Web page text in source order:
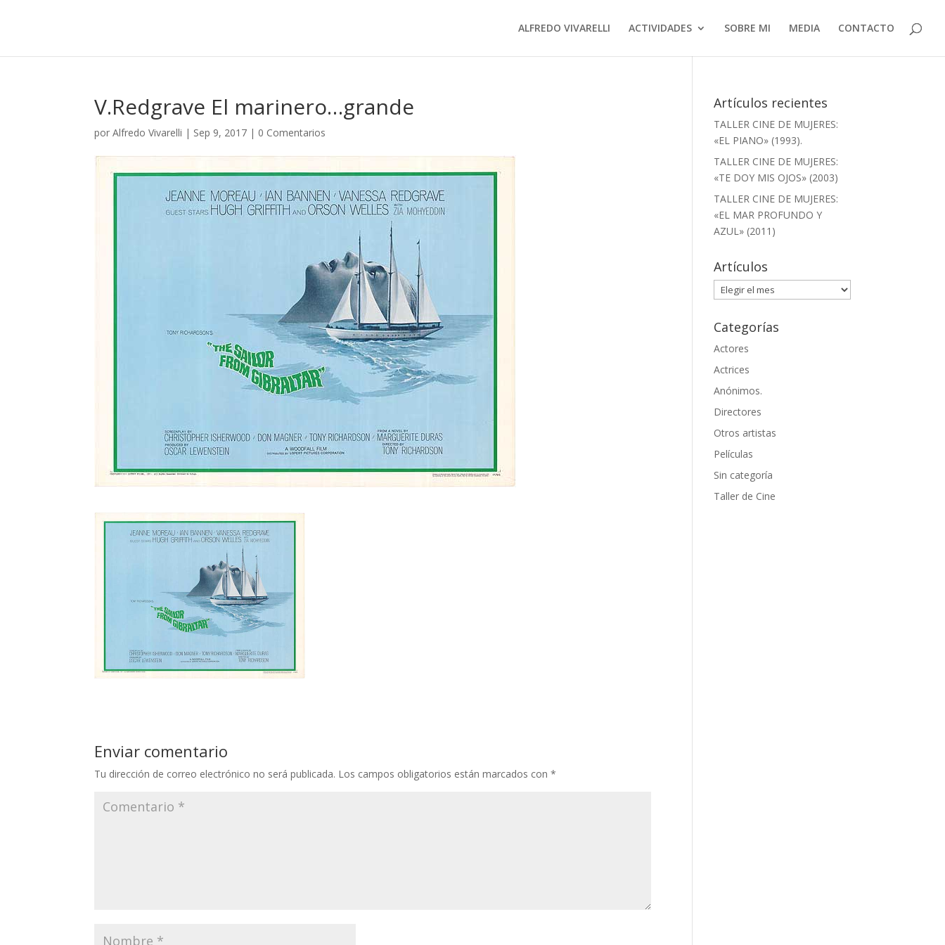
ALFREDO VIVARELLI ACTIVIDADES SOBRE MI MEDIA CONTACTO
V.Redgrave El marinero…grande
porAlfredo Vivarelli | Sep 9, 2017 | 0 Comentarios
Enviar comentario
Tu dirección de correo electrónico no será publicada. Los campos obligatorios están marcados con*
Artículos recientes
TALLER CINE DE MUJERES:
«EL PIANO» (1993).
TALLER CINE DE MUJERES:
«TE DOY MIS OJOS» (2003)
TALLER CINE DE MUJERES:
«EL MAR PROFUNDO Y
AZUL» (2011)
Artículos
Artículos
Categorías
Actores
Actrices
Anónimos.
Directores
Otros artistas
Películas
Sin categoría
Taller de Cine